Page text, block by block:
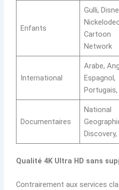
Enfants
Gulli,
Cartoon
Network
International
Arabe,
Espagnol,
Portugais,
Documentaires
National
Qualité 4K Ultra HD sans
Contrairement aux services